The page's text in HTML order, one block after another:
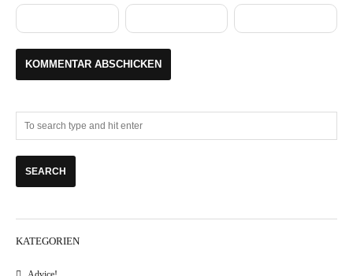
KATEGORIEN